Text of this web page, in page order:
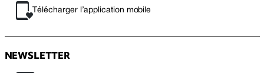
Télécharger l’application mobile
NEWSLETTER